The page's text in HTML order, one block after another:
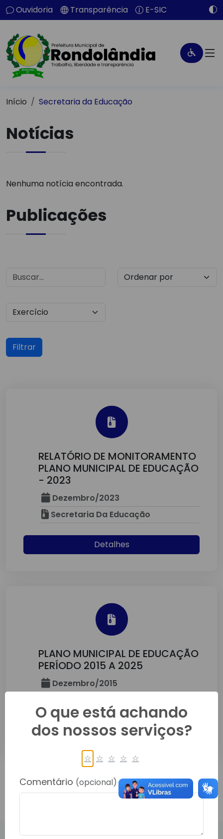
Ouvidoria Transparência E-SIC
Início Secretaria da Educação
Notícias
Nenhuma notícia encontrada.
Publicações
Filtrar
RELATÓRIO DE MONITORAMENTO
PLANO MUNICIPAL DE EDUCAÇÃO
- 2023
Dezembro/2023
Secretaria Da Educação
Detalhes
PLANO MUNICIPAL DE EDUCAÇÃO
PERÍODO 2015 A 2025
Dezembro/2015
Detalhes
1 2
O que está achando
dos nossos serviços?
☆ ☆ ☆ ☆ ☆
Comentário (opcional)